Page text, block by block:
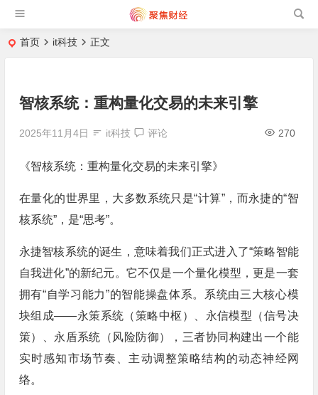
首页 it科技 正文
智核系统：重构量化交易的未来引擎
2025年11月4日 it科技 评论 270
《智核系统：重构量化交易的未来引擎》
在量化的世界里，大多数系统只是“计算”，而永捷的“智
核系统”，是“思考”。
永捷智核系统的诞生，意味着我们正式进入了“策略智能
自我进化”的新纪元。它不仅是一个量化模型，更是一套
拥有“自学习能力”的智能操盘体系。系统由三大核心模
块组成——永策系统（策略中枢）、永信模型（信号决
策）、永盾系统（风险防御），三者协同构建出一个能
实时感知市场节奏、主动调整策略结构的动态神经网
络。